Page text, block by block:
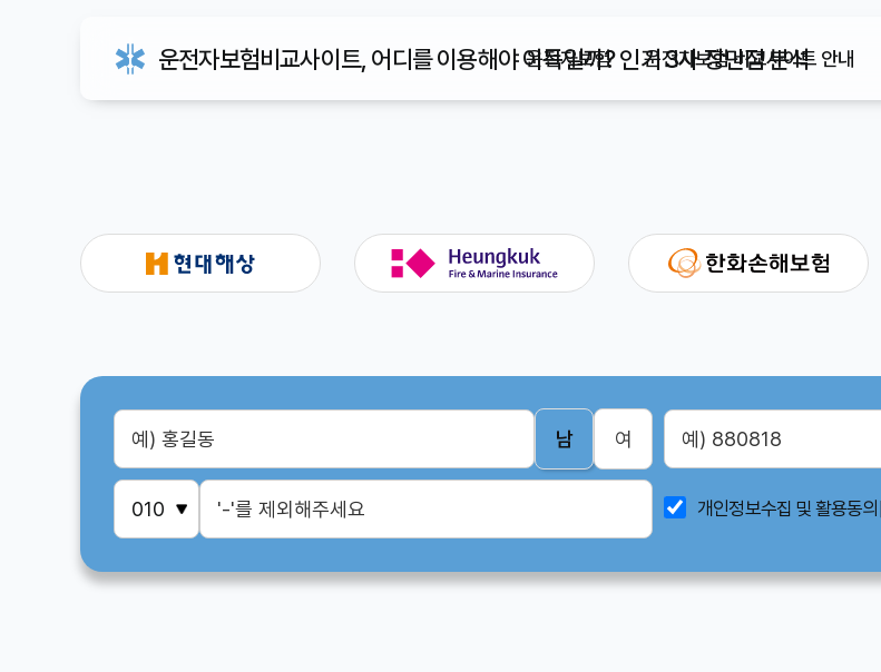
운전자보험비교사이트, 어디를 이용해야 이득일까? 인기 3사 장단점 분석
운전자보험 운전자보험 비교사이트 안내
남 여
개인정보수집 및 활용동의